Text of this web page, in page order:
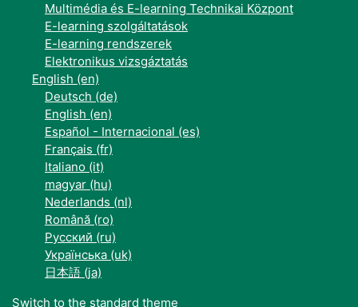
Multimédia és E-learning Technikai Központ
E-learning szolgáltatások
E-learning rendszerek
Elektronikus vizsgáztatás
English ‎(en)‎
Deutsch ‎(de)‎
English ‎(en)‎
Español - Internacional ‎(es)‎
Français ‎(fr)‎
Italiano ‎(it)‎
magyar ‎(hu)‎
Nederlands ‎(nl)‎
Română ‎(ro)‎
Русский ‎(ru)‎
Українська ‎(uk)‎
日本語 ‎(ja)‎
Switch to the standard theme